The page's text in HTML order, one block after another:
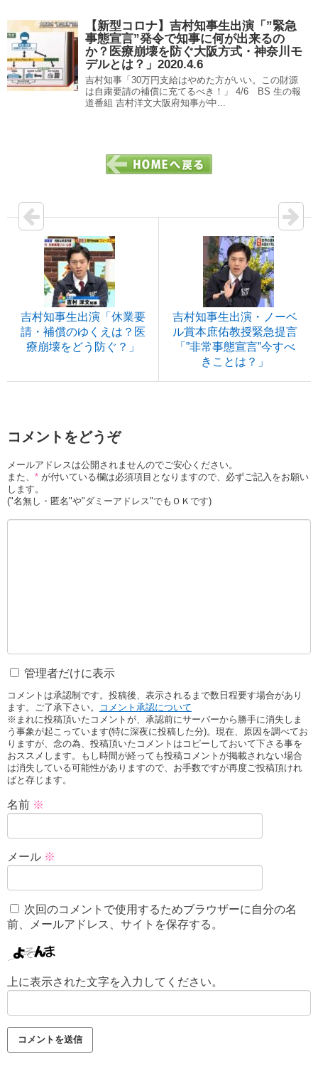
【新型コロナ】吉村知事生出演「”緊急
事態宣言”発令で知事に何が出来るの
か？医療崩壊を防ぐ大阪方式・神奈川モ
デルとは？」2020.4.6
吉村知事「30万円支給はやめた方がいい。この財源
は自粛要請の補償に充てるべき！」 4/6 BS 生の報
道番組 吉村洋文大阪府知事が中...
吉村知事生出演「休業要
請・補償のゆくえは？医
療崩壊をどう防ぐ？」
吉村知事生出演・ノーベ
ル賞本庶佑教授緊急提言
「”非常事態宣言”今すべ
きことは？」
コメントをどうぞ
メールアドレスは公開されませんのでご安心ください。
また、 * が付いている欄は必須項目となりますので、必ずご記入をお願い
します。
("名無し・匿名"や"ダミーアドレス"でもＯＫです)
管理者だけに表示
コメントは承認制です。投稿後、表示されるまで数日程要す場合があり
ます。ご了承下さい。
コメント承認について
※まれに投稿頂いたコメントが、承認前にサーバーから勝手に消失しま
う事象が起こっています(特に深夜に投稿した分)。現在、原因を調べてお
りますが、念の為、投稿頂いたコメントはコピーしておいて下さる事を
おススメします。もし時間が経っても投稿コメントが掲載されない場合
は消失している可能性がありますので、お手数ですが再度ご投稿頂けれ
ばと存じます。
名前 ※
メール ※
次回のコメントで使用するためブラウザーに自分の名
前、メールアドレス、サイトを保存する。
上に表示された文字を入力してください。